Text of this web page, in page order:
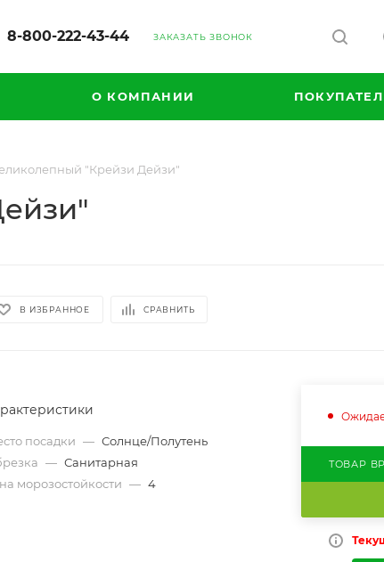
8-800-222-43-44 ЗАКАЗАТЬ ЗВОНОК
О КОМПАНИИ
"Крейзи Дейзи"
В ИЗБРАННОЕ СРАВНИТЬ
посадки — Солнце/Полутень
— Санитарная
морозостойкости — 4
ТОВАР